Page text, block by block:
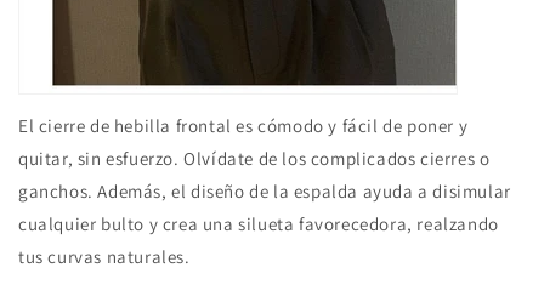
El cierre de hebilla frontal es cómodo y fácil de poner y
quitar, sin esfuerzo. Olvídate de los complicados cierres o
ganchos. Además, el diseño de la espalda ayuda a disimular
cualquier bulto y crea una silueta favorecedora, realzando
tus curvas naturales.